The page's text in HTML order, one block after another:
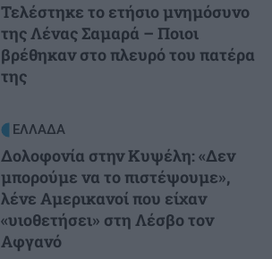
Τελέστηκε το ετήσιο μνημόσυνο
της Λένας Σαμαρά – Ποιοι
βρέθηκαν στο πλευρό του πατέρα
της
ΕΛΛΑΔΑ
Δολοφονία στην Κυψέλη: «Δεν
μπορούμε να το πιστέψουμε»,
λένε Αμερικανοί που είχαν
«υιοθετήσει» στη Λέσβο τον
Αφγανό